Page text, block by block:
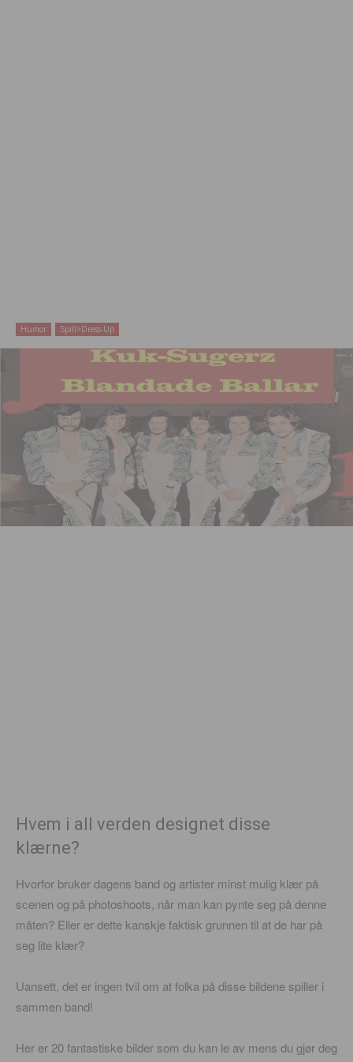
Humor Spill>Dress-Up
Hvem i all verden designet disse
klærne?
Hvorfor bruker dagens band og artister minst mulig klær på
scenen og på photoshoots, når man kan pynte seg på denne
måten? Eller er dette kanskje faktisk grunnen til at de har på
seg lite klær?
Uansett, det er ingen tvil om at folka på disse bildene spiller i
sammen band!
Her er 20 fantastiske bilder som du kan le av mens du gjør deg